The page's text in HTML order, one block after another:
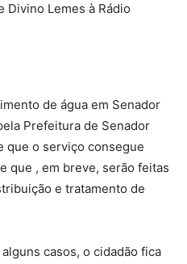
Divino Lemes à Rádio
de água em Senador
Prefeitura de Senador
que o serviço consegue
que , em breve, serão feitas
e tratamento de
casos, o cidadão fica